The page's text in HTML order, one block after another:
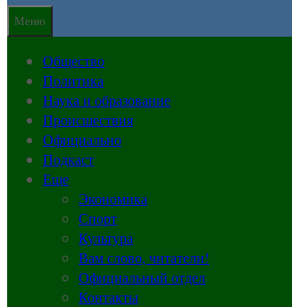
Меню
Общество
Политика
Наука и образование
Происшествия
Официально
Подкаст
Еще
Экономика
Спорт
Культура
Вам слово, читатели!
Официальный отдел
Контакты